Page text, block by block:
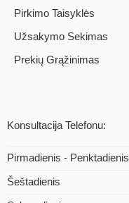
Pirkimo Taisyklės
Užsakymo Sekimas
Prekių Grąžinimas
Konsultacija Telefonu:
Pirmadienis - Penktadienis
Šeštadienis